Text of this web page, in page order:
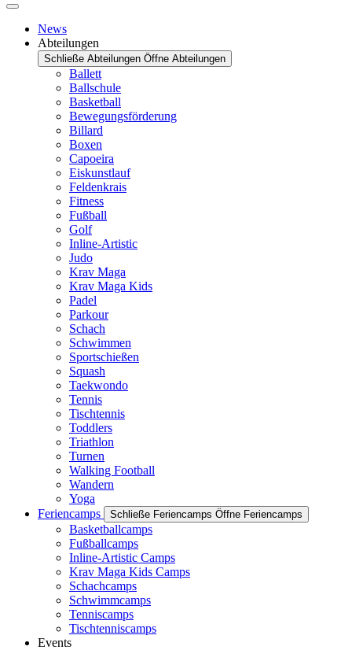
News
Abteilungen
Schließe Abteilungen Öffne Abteilungen
Ballett
Ballschule
Basketball
Bewegungsförderung
Billard
Boxen
Capoeira
Eiskunstlauf
Feldenkrais
Fitness
Fußball
Golf
Inline-Artistic
Judo
Krav Maga
Krav Maga Kids
Padel
Parkour
Schach
Schwimmen
Sportschießen
Squash
Taekwondo
Tennis
Tischtennis
Toddlers
Triathlon
Turnen
Walking Football
Wandern
Yoga
Feriencamps
Schließe Feriencamps Öffne Feriencamps
Basketballcamps
Fußballcamps
Inline-Artistic Camps
Krav Maga Kids Camps
Schachcamps
Schwimmcamps
Tenniscamps
Tischtenniscamps
Events